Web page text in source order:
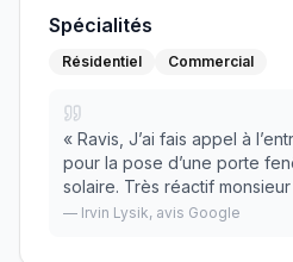
Spécialités
Résidentiel Commercial
« Ravis, J’ai fais appel à
pour la pose d’une porte
solaire. Très réactif
un devis. Prestation de
— Irvin Lysik, avis Google